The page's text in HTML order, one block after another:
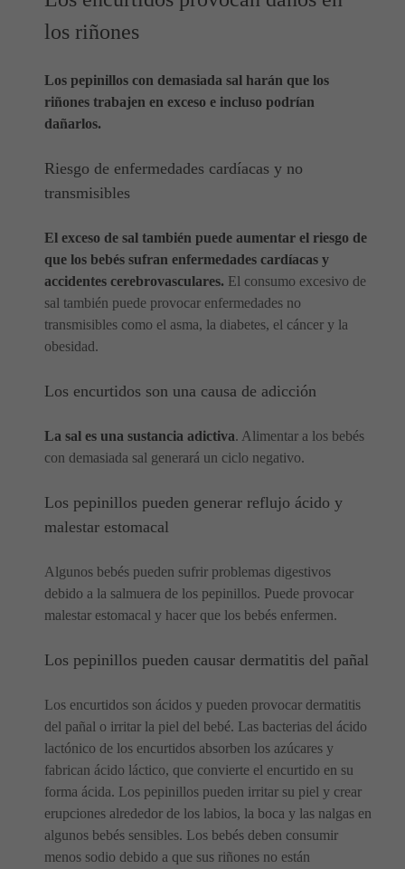
los riñones
Los pepinillos con demasiada sal harán que los
riñones trabajen en exceso e incluso podrían
dañarlos.
Riesgo de enfermedades cardíacas y no
transmisibles
El exceso de sal también puede aumentar el riesgo de
que los bebés sufran enfermedades cardíacas y
accidentes cerebrovasculares. El consumo excesivo de
sal también puede provocar enfermedades no
transmisibles como el asma, la diabetes, el cáncer y la
obesidad.
Los encurtidos son una causa de adicción
La sal es una sustancia adictiva. Alimentar a los bebés
con demasiada sal generará un ciclo negativo.
Los pepinillos pueden generar reflujo ácido y
malestar estomacal
Algunos bebés pueden sufrir problemas digestivos
debido a la salmuera de los pepinillos. Puede provocar
malestar estomacal y hacer que los bebés enfermen.
Los pepinillos pueden causar dermatitis del pañal
Los encurtidos son ácidos y pueden provocar dermatitis
del pañal o irritar la piel del bebé. Las bacterias del ácido
lactónico de los encurtidos absorben los azúcares y
fabrican ácido láctico, que convierte el encurtido en su
forma ácida. Los pepinillos pueden irritar su piel y crear
erupciones alrededor de los labios, la boca y las nalgas en
algunos bebés sensibles. Los bebés deben consumir
menos sodio debido a que sus riñones no están